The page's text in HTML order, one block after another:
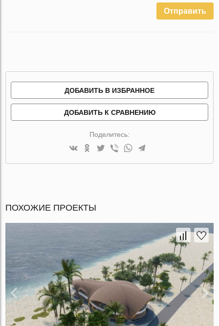
Отправить
ДОБАВИТЬ В ИЗБРАННОЕ
ДОБАВИТЬ К СРАВНЕНИЮ
Поделитесь:
ПОХОЖИЕ ПРОЕКТЫ